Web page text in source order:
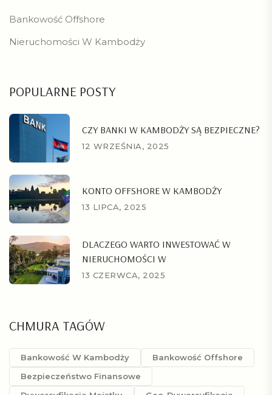
Bankowość Offshore
Nieruchomości W Kambodży
POPULARNE POSTY
CZY BANKI W KAMBODŻY SĄ BEZPIECZNE?
12 WRZEŚNIA, 2025
KONTO OFFSHORE W KAMBODŻY
13 LIPCA, 2025
DLACZEGO WARTO INWESTOWAĆ W
NIERUCHOMOŚCI W
13 CZERWCA, 2025
CHMURA TAGÓW
Bankowość W Kambodży
Bankowość Offshore
Bezpieczeństwo Finansowe